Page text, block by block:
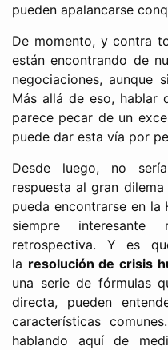
pueden apalancarse
De momento, y contra
están encontrando de
negociaciones, aunque
Más allá de eso, hablar
parece pecar de un
puede dar esta vía por
Desde luego, no
respuesta al gran
pueda encontrarse en la
siempre
retrospectiva. Y es
la resolución de crisis
una serie de fórmulas
directa, pueden
características
hablando aquí de